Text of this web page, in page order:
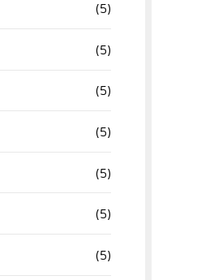
(5)
(5)
(5)
(5)
(5)
(5)
(5)